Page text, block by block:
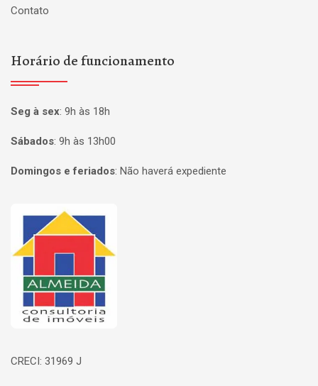
Contato
Horário de funcionamento
Seg à sex: 9h às 18h
Sábados: 9h às 13h00
Domingos e feriados: Não haverá expediente
Página inicial
CRECI: 31969 J